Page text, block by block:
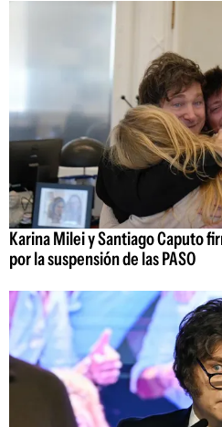
Karina Milei y Santiago Caputo
por la suspensión de las PASO